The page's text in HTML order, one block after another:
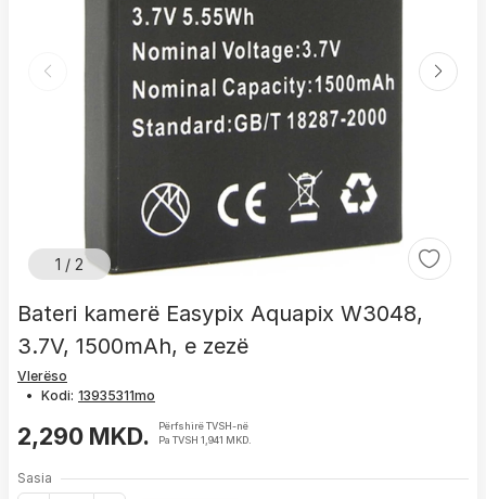
1 / 2
Bateri kamerë Easypix Aquapix W3048,
3.7V, 1500mAh, e zezë
Vlerëso
• Kodi:
2,290 MKD.
Përfshirë TVSH-në
Pa TVSH 1,941 MKD.
Sasia